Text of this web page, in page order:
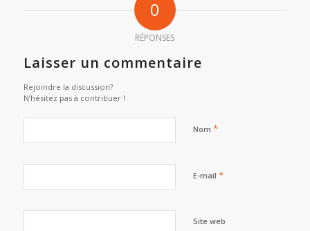
0
RÉPONSES
Laisser un commentaire
Rejoindre la discussion?
N’hésitez pas à contribuer !
Nom *
E-mail *
Site web